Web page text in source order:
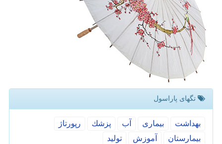
تگهای پاراسول
بهداشت بیماری آب پزشك
رپورتاژ
بیمارستان
آموزش تولید